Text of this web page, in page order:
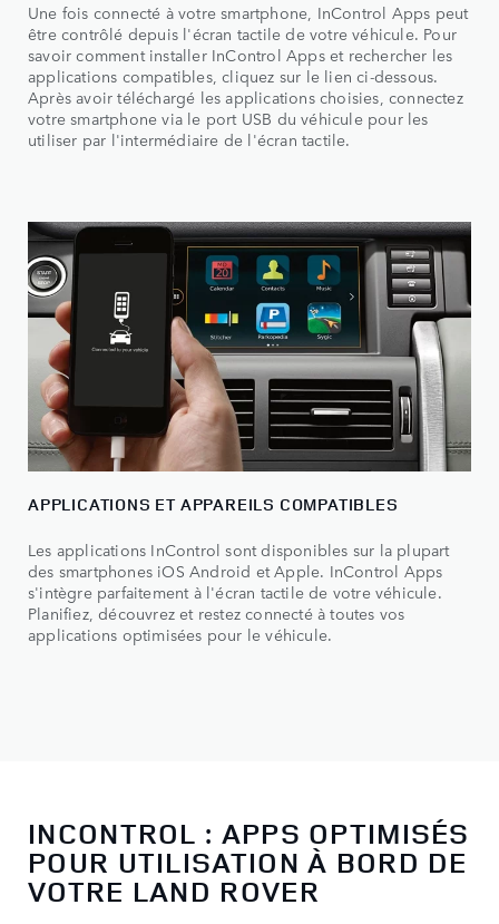
Une fois connecté à votre smartphone, InControl Apps peut
être contrôlé depuis l'écran tactile de votre véhicule. Pour
savoir comment installer InControl Apps et rechercher les
applications compatibles, cliquez sur le lien ci-dessous.
Après avoir téléchargé les applications choisies, connectez
votre smartphone via le port USB du véhicule pour les
utiliser par l'intermédiaire de l'écran tactile.
APPLICATIONS ET APPAREILS COMPATIBLES
Les applications InControl sont disponibles sur la plupart
des smartphones iOS Android et Apple. InControl Apps
s'intègre parfaitement à l'écran tactile de votre véhicule.
Planifiez, découvrez et restez connecté à toutes vos
applications optimisées pour le véhicule.
INCONTROL : APPS OPTIMISÉS
POUR UTILISATION À BORD DE
VOTRE LAND ROVER